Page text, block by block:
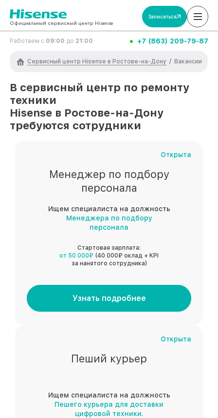
Официальный сервисный центр Hisense
Записаться
Работаем с 09:00 до 21:00 +7 (863) 209-79-87
Сервисный центр Hisense в Ростове-на-Дону / Вакансии
В сервисный центр по ремонту
техники
Hisense в Ростове-на-Дону
требуются сотрудники
Открыта
Менеджер по подбору
персонала
Ищем специалиста на должность
Менеджера по подбору
персонала
Стартовая зарплата:
от 50 000₽ (40 000₽ оклад + KPI
за нанятого сотрудника)
Узнать подробнее
Открыта
Пеший курьер
Ищем специалиста на должность
Пешего курьера для доставки
цифровой техники.